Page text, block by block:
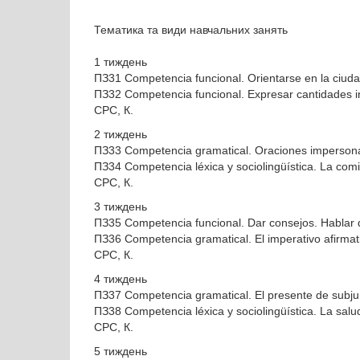
Тематика та види навчальних занять
1 тиждень
ПЗ31 Competencia funcional. Orientarse en la
ПЗ32 Competencia funcional. Expresar
СРС, К.
2 тиждень
ПЗ33 Competencia gramatical. Oraciones
ПЗ34 Competencia léxica y sociolingüística. La
СРС, К.
3 тиждень
ПЗ35 Competencia funcional. Dar consejos.
ПЗ36 Competencia gramatical. El imperativo
СРС, К.
4 тиждень
ПЗ37 Competencia gramatical. El presente de
ПЗ38 Competencia léxica y sociolingüística. La
СРС, К.
5 тиждень